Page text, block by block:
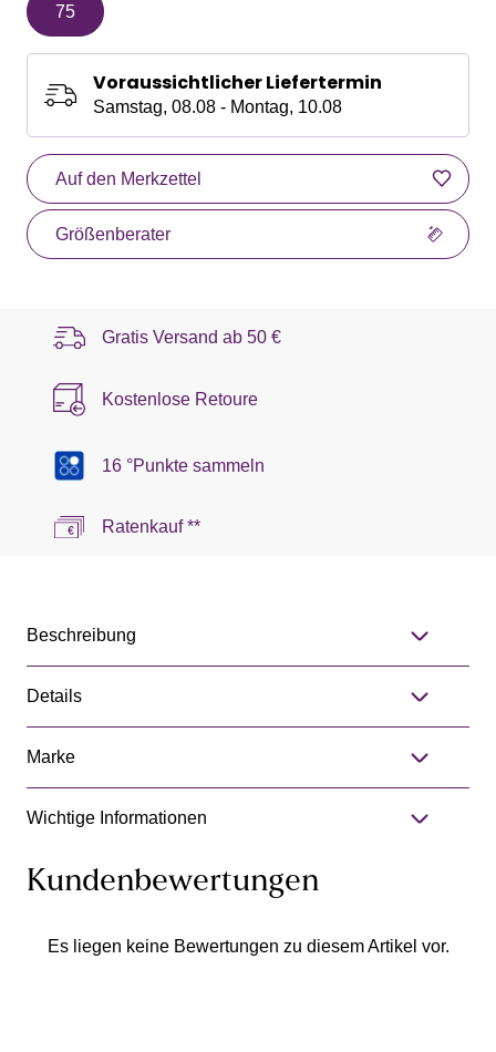
75
Voraussichtlicher Liefertermin
Samstag, 08.08 - Montag, 10.08
Auf den Merkzettel
Größenberater
Gratis Versand ab 50 €
Kostenlose Retoure
16 °Punkte sammeln
Ratenkauf **
Beschreibung
Details
Marke
Wichtige Informationen
Kundenbewertungen
Es liegen keine Bewertungen zu diesem Artikel vor.